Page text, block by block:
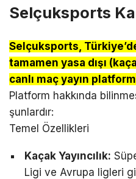
Selçuksports
Selçuksports,
tamamen yasa dışı
canlı maç yayın
Platform hakkında
şunlardır:
Temel Özellikleri
Kaçak Yayıncılık:
Ligi ve Avrupa ligleri